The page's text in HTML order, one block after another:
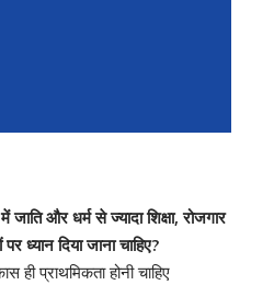
और धर्म से ज्यादा शिक्षा, रोजगार
ध्यान दिया जाना चाहिए?
ही प्राथमिकता होनी चाहिए